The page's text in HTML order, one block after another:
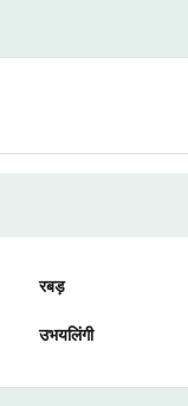
रबड़
उभयलिंगी